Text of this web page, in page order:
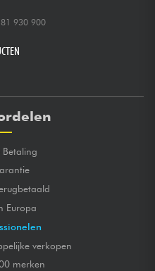
930 900
Betaling
Europa
verkopen
merken